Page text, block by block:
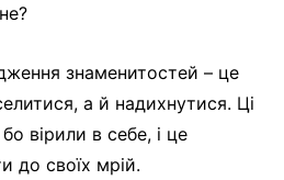
знаменитостей – це
а й надихнутися. Ці
вірили в себе, і це
до своїх мрій.